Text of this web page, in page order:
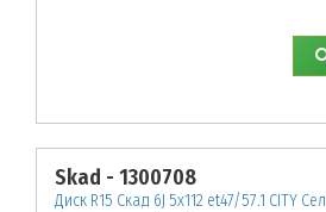
Skad - 1300708
Диск R15 Скад 6J 5х112 et47/57.1 CITY Сел